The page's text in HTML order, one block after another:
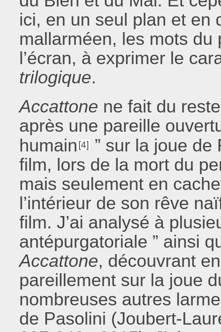
ici, en un seul plan et en
mallarméen, les mots
l’écran, à exprimer le
trilogique.
Accattone ne fait du
après une pareille
humain [4]
” sur la joue
film, lors de la mort du
mais seulement en
l’intérieur de son rêve
film. J’ai analysé à
antépurgatoriale ” ainsi
Accattone, découvrant
pareillement sur la joue
nombreuses autres
de Pasolini (Joubert-